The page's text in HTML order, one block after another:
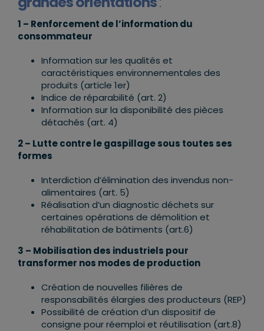
1 – Renforcement de l’information du
consommateur
Information sur les qualités et
caractéristiques environnementales des
produits (article 1er)
Indice de réparabilité (art. 2)
Information sur la disponibilité des pièces
détachés (art. 4)
2 – Lutte contre le gaspillage sous toutes ses
formes
Interdiction d’élimination des invendus non-
alimentaires (art. 5)
Réalisation d’un diagnostic déchets sur
certaines opérations de démolition et
réhabilitation de bâtiments (art.6)
3 – Mobilisation des industriels pour
transformer nos modes de production
Création de nouvelles filières de
responsabilités élargies des producteurs (REP)
Possibilité de création d’un dispositif de
consigne pour réemploi et réutilisation (art.8)